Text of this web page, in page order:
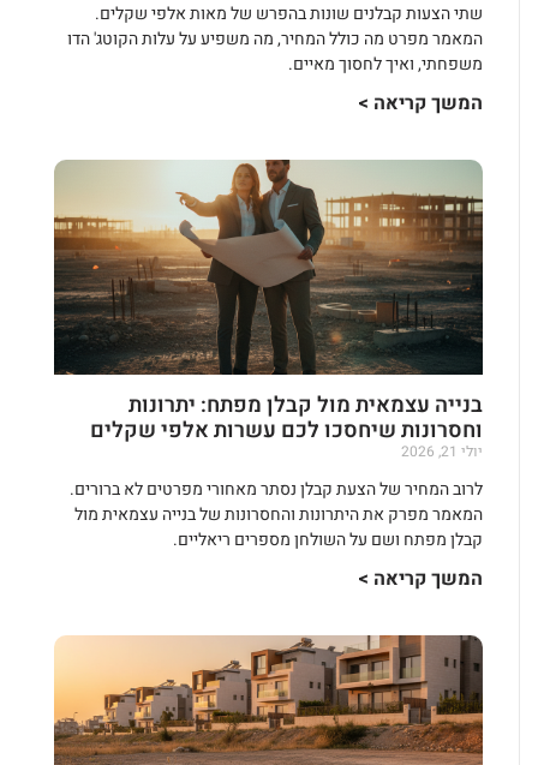
שתי הצעות קבלנים שונות בהפרש של מאות אלפי שקלים.
המאמר מפרט מה כולל המחיר, מה משפיע על עלות הקוטג' הדו
משפחתי, ואיך לחסוך מאיים.
המשך קריאה >
בנייה עצמאית מול קבלן מפתח: יתרונות
וחסרונות שיחסכו לכם עשרות אלפי שקלים
יולי 21, 2026
לרוב המחיר של הצעת קבלן נסתר מאחורי מפרטים לא ברורים.
המאמר מפרק את היתרונות והחסרונות של בנייה עצמאית מול
קבלן מפתח ושם על השולחן מספרים ריאליים.
המשך קריאה >